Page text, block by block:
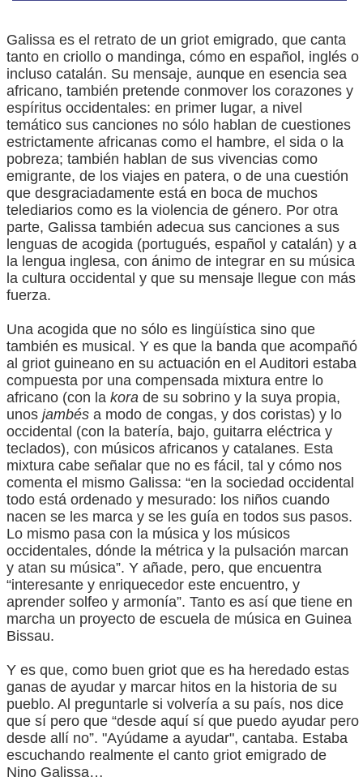
Galissa es el retrato de un griot emigrado, que canta
tanto en criollo o mandinga, cómo en español, inglés o
incluso catalán. Su mensaje, aunque en esencia sea
africano, también pretende conmover los corazones y
espíritus occidentales: en primer lugar, a nivel
temático sus canciones no sólo hablan de cuestiones
estrictamente africanas como el hambre, el sida o la
pobreza; también hablan de sus vivencias como
emigrante, de los viajes en patera, o de una cuestión
que desgraciadamente está en boca de muchos
telediarios como es la violencia de género. Por otra
parte, Galissa también adecua sus canciones a sus
lenguas de acogida (portugués, español y catalán) y a
la lengua inglesa, con ánimo de integrar en su música
la cultura occidental y que su mensaje llegue con más
fuerza.
Una acogida que no sólo es lingüística sino que
también es musical. Y es que la banda que acompañó
al griot guineano en su actuación en el Auditori estaba
compuesta por una compensada mixtura entre lo
africano (con la kora de su sobrino y la suya propia,
unos jambés a modo de congas, y dos coristas) y lo
occidental (con la batería, bajo, guitarra eléctrica y
teclados), con músicos africanos y catalanes. Esta
mixtura cabe señalar que no es fácil, tal y cómo nos
comenta el mismo Galissa: “en la sociedad occidental
todo está ordenado y mesurado: los niños cuando
nacen se les marca y se les guía en todos sus pasos.
Lo mismo pasa con la música y los músicos
occidentales, dónde la métrica y la pulsación marcan
y atan su música”. Y añade, pero, que encuentra
“interesante y enriquecedor este encuentro, y
aprender solfeo y armonía”. Tanto es así que tiene en
marcha un proyecto de escuela de música en Guinea
Bissau.
Y es que, como buen griot que es ha heredado estas
ganas de ayudar y marcar hitos en la historia de su
pueblo. Al preguntarle si volvería a su país, nos dice
que sí pero que “desde aquí sí que puedo ayudar pero
desde allí no”. "Ayúdame a ayudar", cantaba. Estaba
escuchando realmente el canto griot emigrado de
Nino Galissa…